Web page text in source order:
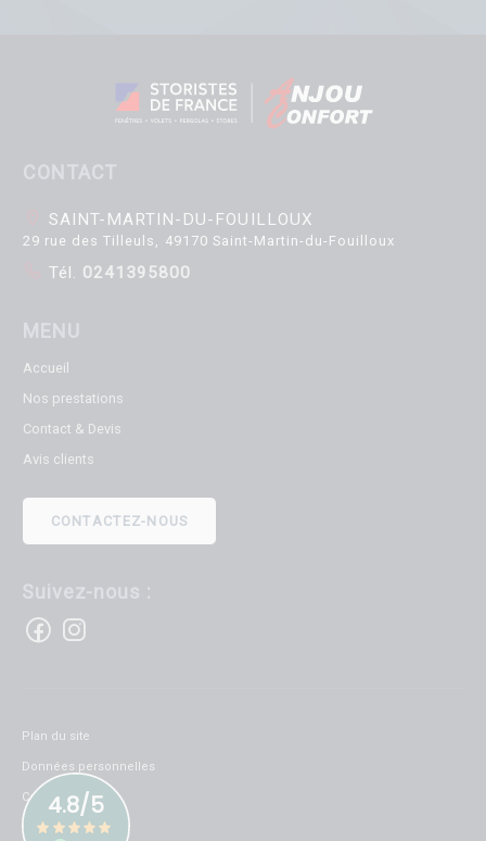
CONTACT
SAINT-MARTIN-DU-FOUILLOUX
29 rue des Tilleuls, 49170 Saint-Martin-du-Fouilloux
Tél. 0241395800
MENU
Accueil
Nos prestations
Contact & Devis
Avis clients
CONTACTEZ-NOUS
Suivez-nous :
Plan du site
Données personnelles
Cookies
Mentions légales